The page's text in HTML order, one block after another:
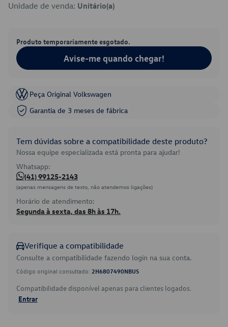
Unidade de venda: Unitário(a)
Produto temporariamente esgotado.
Avise-me quando chegar!
Peça Original Volkswagen
Garantia de 3 meses de fábrica
Tem dúvidas sobre a compatibilidade deste produto?
Nossa equipe especializada está pronta para ajudar!
Whatsapp:
(41) 99125-2143
(apenas mensagens de texto, não atendemos ligações)
Horário de atendimento:
Segunda à sexta, das 8h às 17h.
Verifique a compatibilidade
Consulte a compatibilidade fazendo login na sua conta.
Código original consultado: 2H6807490NBUS
Compatibilidade disponível apenas para clientes logados.
Entrar